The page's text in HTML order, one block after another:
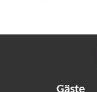
Gäste